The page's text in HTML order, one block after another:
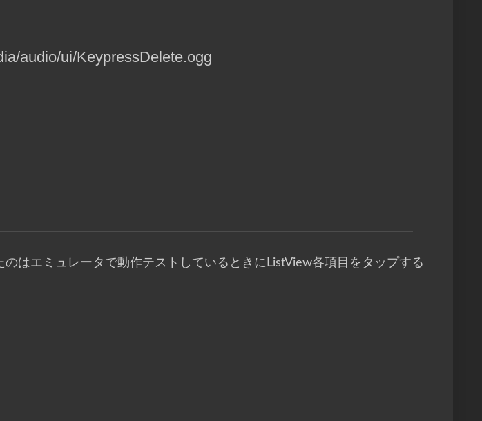
audio/ui/KeypressDelete.ogg
はエミュレータで動作テストしているときにListView各項目をタップする